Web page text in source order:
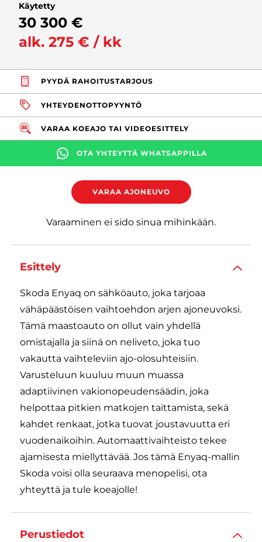
Käytetty
30 300 €
alk. 275 € / kk
PYYDÄ RAHOITUSTARJOUS
YHTEYDENOTTOPYYNTÖ
VARAA KOEAJO TAI VIDEOESITTELY
OTA YHTEYTTÄ WHATSAPPILLA
VARAA AJONEUVO
Varaaminen ei sido sinua mihinkään.
Esittely
Skoda Enyaq on sähköauto, joka tarjoaa
vähäpäästöisen vaihtoehdon arjen ajoneuvoksi.
Tämä maastoauto on ollut vain yhdellä
omistajalla ja siinä on neliveto, joka tuo
vakautta vaihteleviin ajo-olosuhteisiin.
Varusteluun kuuluu muun muassa
adaptiivinen vakionopeudensäädin, joka
helpottaa pitkien matkojen taittamista, sekä
kahdet renkaat, jotka tuovat joustavuutta eri
vuodenaikoihin. Automaattivaihteisto tekee
ajamisesta miellyttävää. Jos tämä Enyaq-mallin
Skoda voisi olla seuraava menopelisi, ota
yhteyttä ja tule koeajolle!
Perustiedot